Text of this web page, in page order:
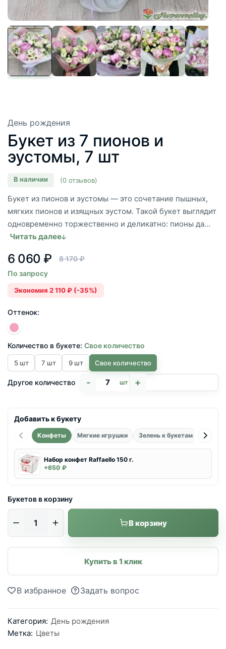
День рождения
Букет из 7 пионов и
эустомы, 7 шт
В наличии (0 отзывов)
Букет из пионов и эустомы — это сочетание пышных,
мягких пионов и изящных эустом. Такой букет выглядит
одновременно торжественно и деликатно: пионы да...
Читать далее
6 060 ₽
8 170 ₽
По запросу
Экономия 2 110 ₽ (-35%)
Оттенок:
Количество в букете: Свое количество
5 шт 7 шт 9 шт Свое количество
Другое количество - шт +
Добавить к букету
Конфеты Мягкие игрушки Зелень к букетам
Набор конфет Raffaello 150 г.
+650 ₽
Букетов в корзину
В корзину
Купить в 1 клик
В избранное Задать вопрос
Категория: День рождения
Метка: Цветы